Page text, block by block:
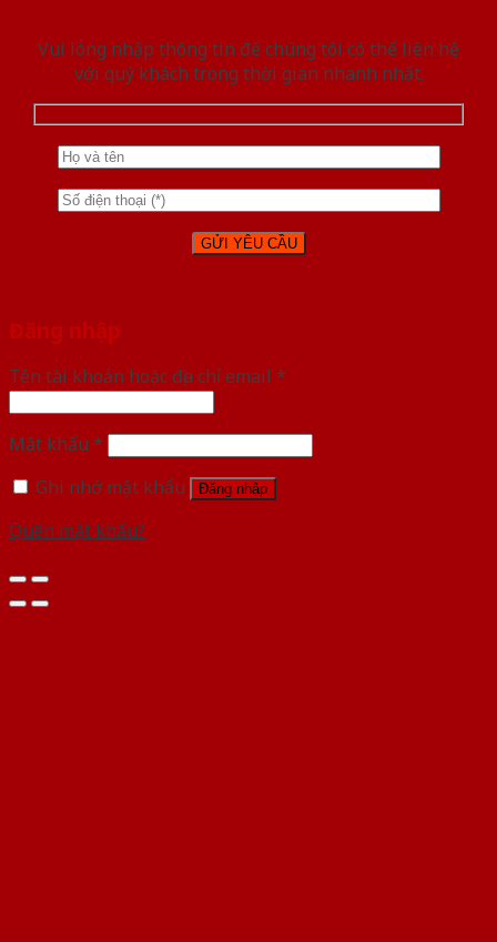
Vui lòng nhập thông tin để chúng tôi có thể liên hệ
với quý khách trong thời gian nhanh nhất.
Đăng nhập
Tên tài khoản hoặc địa chỉ email *
Mật khẩu *
Ghi nhớ mật khẩu
Đăng nhập
Quên mật khẩu?